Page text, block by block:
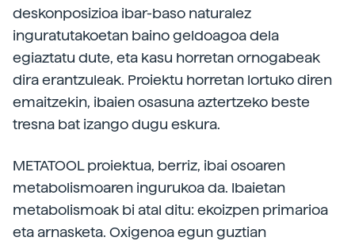
deskonposizioa ibar-baso naturalez
inguratutakoetan baino geldoagoa dela
egiaztatu dute, eta kasu horretan ornogabeak
dira erantzuleak. Proiektu horretan lortuko diren
emaitzekin, ibaien osasuna aztertzeko beste
tresna bat izango dugu eskura.
METATOOL proiektua, berriz, ibai osoaren
metabolismoaren ingurukoa da. Ibaietan
metabolismoak bi atal ditu: ekoizpen primarioa
eta arnasketa. Oxigenoa egun guztian